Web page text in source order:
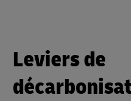
Leviers de